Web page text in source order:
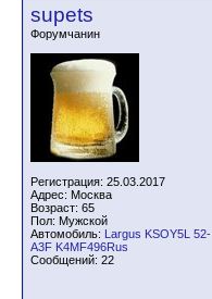
supets
Форумчанин
Регистрация: 25.03.2017
Адрес: Москва
Возраст: 65
Пол: Мужской
Автомобиль: Largus KSOY5L 52-
A3F K4MF496Rus
Сообщений: 22